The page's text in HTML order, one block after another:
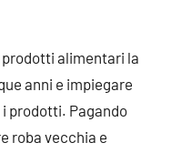
prodotti alimentari la
anni e impiegare
prodotti. Pagando
roba vecchia e